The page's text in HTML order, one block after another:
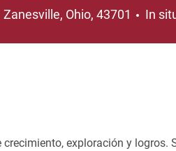
Ubicación
Zanesville, Ohio, 43701 In
exploración y logros.